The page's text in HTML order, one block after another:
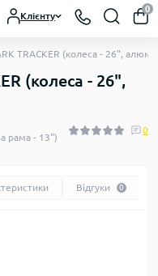
Клієнту
0
TRACKER (колеса - 26",
(колеса - 26",
рама - 13")
0
Відгуки 0